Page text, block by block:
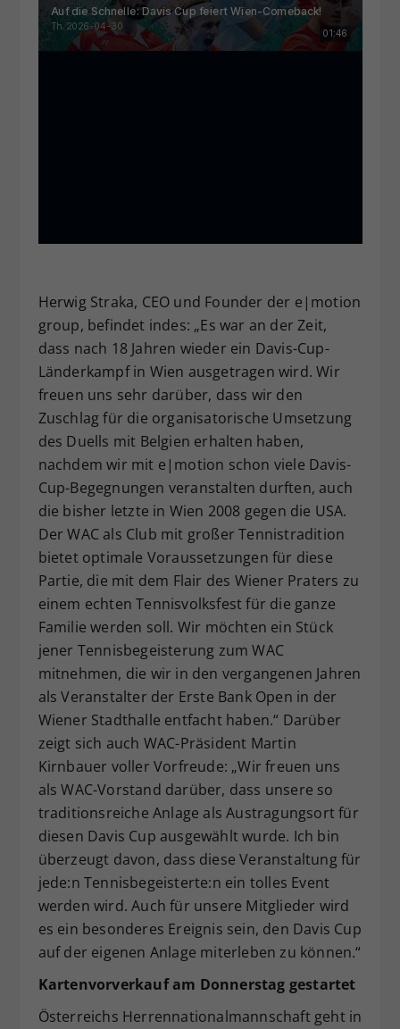
Herwig Straka, CEO und Founder der e|motion
group, befindet indes: „Es war an der Zeit,
dass nach 18 Jahren wieder ein Davis-Cup-
Länderkampf in Wien ausgetragen wird. Wir
freuen uns sehr darüber, dass wir den
Zuschlag für die organisatorische Umsetzung
des Duells mit Belgien erhalten haben,
nachdem wir mit e|motion schon viele Davis-
Cup-Begegnungen veranstalten durften, auch
die bisher letzte in Wien 2008 gegen die USA.
Der WAC als Club mit großer Tennistradition
bietet optimale Voraussetzungen für diese
Partie, die mit dem Flair des Wiener Praters zu
einem echten Tennisvolksfest für die ganze
Familie werden soll. Wir möchten ein Stück
jener Tennisbegeisterung zum WAC
mitnehmen, die wir in den vergangenen Jahren
als Veranstalter der Erste Bank Open in der
Wiener Stadthalle entfacht haben.“ Darüber
zeigt sich auch WAC-Präsident Martin
Kirnbauer voller Vorfreude: „Wir freuen uns
als WAC-Vorstand darüber, dass unsere so
traditionsreiche Anlage als Austragungsort für
diesen Davis Cup ausgewählt wurde. Ich bin
überzeugt davon, dass diese Veranstaltung für
jede:n Tennisbegeisterte:n ein tolles Event
werden wird. Auch für unsere Mitglieder wird
es ein besonderes Ereignis sein, den Davis Cup
auf der eigenen Anlage miterleben zu können.“
Kartenvorverkauf am Donnerstag gestartet
Österreichs Herrennationalmannschaft geht in